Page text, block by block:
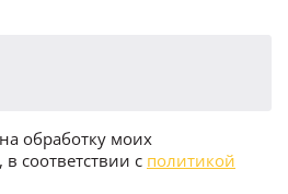
обработку моих
соответствии с политикой